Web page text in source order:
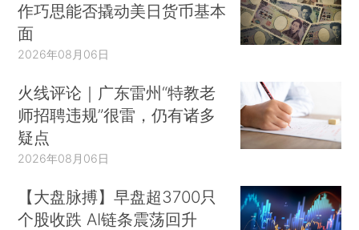
作巧思能否撬动美日货币基本
面
2026年08月06日
火线评论｜广东雷州“特教老
师招聘违规”很雷，仍有诸多
疑点
2026年08月06日
【大盘脉搏】早盘超3700只
个股收跌 AI链条震荡回升